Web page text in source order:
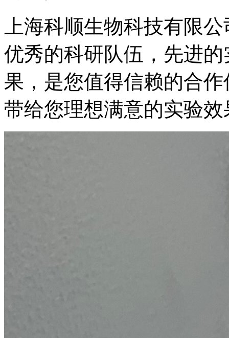
上海科顺生物科技有限
优秀的科研队伍，先进
果，是您值得信赖的合
带给您理想满意的实验效